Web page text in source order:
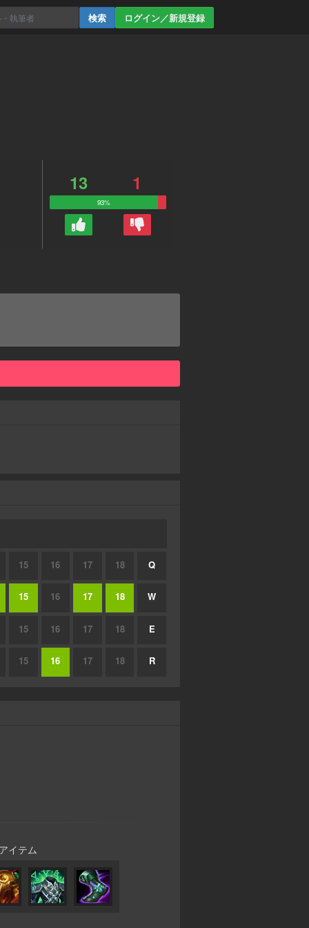
ログイン／新規登録
13 1
93%
15 16 17 18 Q
15 16 17 18 W
15 16 17 18 E
15 16 17 18 R
イテム